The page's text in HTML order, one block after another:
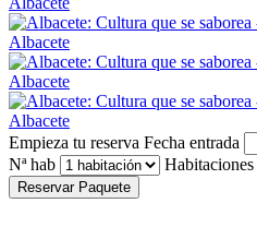
Empieza tu reserva Fecha entrada
Nª hab
Habitaciones
Reservar Paquete